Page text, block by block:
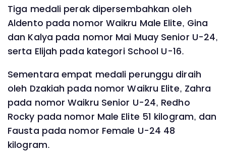
Tiga medali perak dipersembahkan oleh
Aldento pada nomor Waikru Male Elite, Gina
dan Kalya pada nomor Mai Muay Senior U-24,
serta Elijah pada kategori School U-16.
Sementara empat medali perunggu diraih
oleh Dzakiah pada nomor Waikru Elite, Zahra
pada nomor Waikru Senior U-24, Redho
Rocky pada nomor Male Elite 51 kilogram, dan
Fausta pada nomor Female U-24 48
kilogram.